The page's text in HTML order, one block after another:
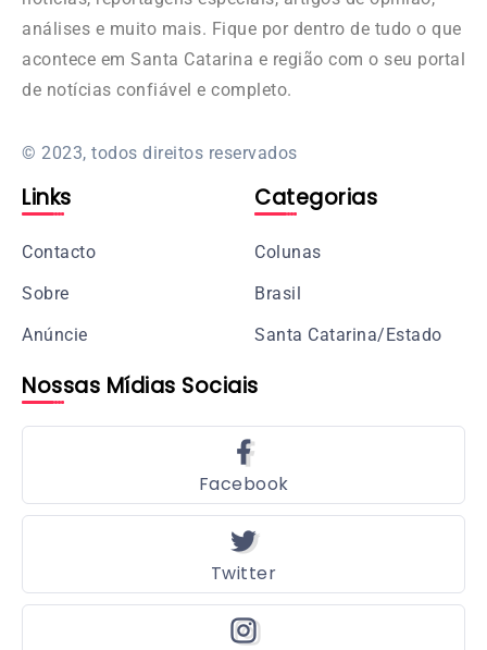
análises e muito mais. Fique por dentro de tudo o que
acontece em Santa Catarina e região com o seu portal
de notícias confiável e completo.
© 2023, todos direitos reservados
Links
Contacto
Sobre
Anúncie
Categorias
Colunas
Brasil
Santa Catarina/Estado
Nossas Mídias Sociais
Facebook
Twitter